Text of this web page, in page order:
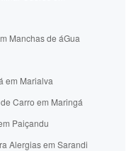
Manchas de áGua
em Marialva
Carro em Maringá
Paiçandu
Alergias em Sarandi